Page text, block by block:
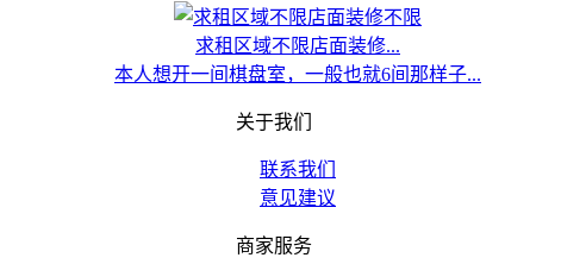
求租区域不限店面装修...
本人想开一间棋盘室，一般也就6间那样子...
关于我们
联系我们
意见建议
商家服务